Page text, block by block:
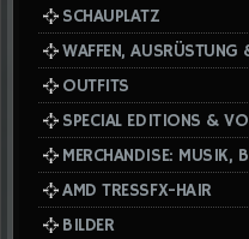
SCHAUPLATZ
WAFFEN, AUSRÜSTUNG
OUTFITS
SPECIAL EDITIONS &
MERCHANDISE: MUSIK,
AMD TRESSFX-HAIR
BILDER